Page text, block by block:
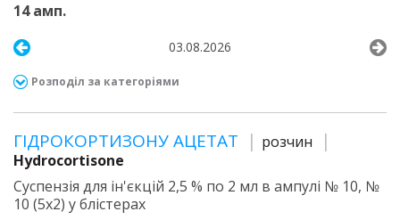
14 амп.
03.08.2026
Розподіл за категоріями
ГІДРОКОРТИЗОНУ АЦЕТАТ
розчин
Hydrocortisone
Суспензія для ін'єкцій 2,5 % по 2 мл в ампулі № 10, №
10 (5х2) у блістерах